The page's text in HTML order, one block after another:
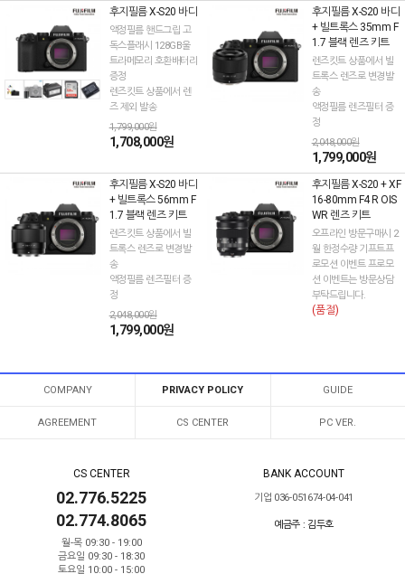
후지필름 X-S20 바디
액정필름 핸드그립 고
독스플래시 128GB울
트라메모리 호환배터리
증정
렌즈킷트 상품에서 렌
즈 제외 발송
1,799,000원
1,708,000원
후지필름 X-S20 바디
+ 빌트록스 35mm F
1.7 블랙 렌즈 키트
렌즈킷트 상품에서 빌
트록스 렌즈로 변경발
송
액정필름 렌즈필터 증
정
2,048,000원
1,799,000원
후지필름 X-S20 바디
+ 빌트록스 56mm F
1.7 블랙 렌즈 키트
렌즈킷트 상품에서 빌
트록스 렌즈로 변경발
송
액정필름 렌즈필터 증
정
2,048,000원
1,799,000원
후지필름 X-S20 + XF
16-80mm F4 R OIS
WR 렌즈 키트
오프라인 방문구매시 2
월 한정수량 기프트프
로모션 이벤트 프로모
션 이벤트는 방문상담
부탁드립니다.
(품절)
COMPANY PRIVACY POLICY GUIDE
AGREEMENT CS CENTER PC VER.
CS CENTER
02.776.5225
02.774.8065
월-목 09:30 - 19:00
금요일 09:30 - 18:30
토요일 10:00 - 15:00
BANK ACCOUNT
기업 036-051674-04-041
예금주 : 김두호